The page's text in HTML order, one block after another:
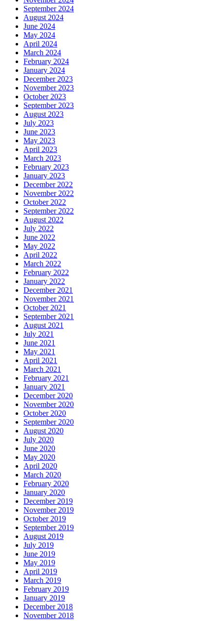
September 2024
August 2024
June 2024
May 2024
April 2024
March 2024
February 2024
January 2024
December 2023
November 2023
October 2023
September 2023
August 2023
July 2023
June 2023
May 2023
April 2023
March 2023
February 2023
January 2023
December 2022
November 2022
October 2022
September 2022
August 2022
July 2022
June 2022
May 2022
April 2022
March 2022
February 2022
January 2022
December 2021
November 2021
October 2021
September 2021
August 2021
July 2021
June 2021
May 2021
April 2021
March 2021
February 2021
January 2021
December 2020
November 2020
October 2020
September 2020
August 2020
July 2020
June 2020
May 2020
April 2020
March 2020
February 2020
January 2020
December 2019
November 2019
October 2019
September 2019
August 2019
July 2019
June 2019
May 2019
April 2019
March 2019
February 2019
January 2019
December 2018
November 2018